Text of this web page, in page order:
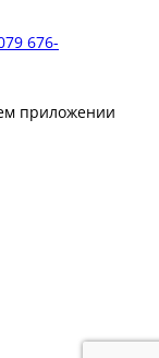
676-
приложении